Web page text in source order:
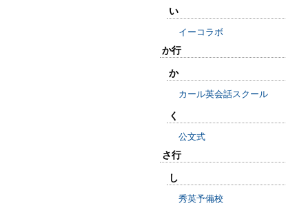
い
イーコラボ
か行
か
カール英会話スクール
く
公文式
さ行
し
秀英予備校